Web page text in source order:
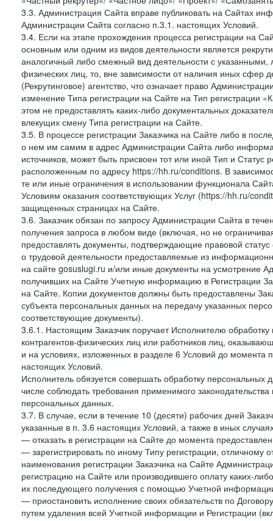
3.3. Администрация Сайта вправе публиковать на Сайтах
Администрации Сайта согласно п.3.1. настоящих Условий.
3.4. Если на этапе прохождения процесса регистрации на
основным или одним из видов деятельности является
аналогичный либо смежный вид деятельности с
физических лиц, то, вне зависимости от наличия иных сфер
(Рекрутинговое) агентство, что означает право
изменение Типа регистрации на Сайте на Тип регистрации
этом не предоставлять каких-либо документальных
влекущих смену Типа регистрации на Сайте.
3.5. В процессе регистрации Заказчика на Сайте либо в
о нем им самим в адрес Администрации Сайта либо
источников, может быть присвоен тот или иной Тип и
расположенным по адресу https://hh.ru/conditions. В
те или иные ограничения в использовании функционала
Условиям оказания соответствующих Услуг (https://hh.ru/
защищенных страницах на Сайте.
3.6. Заказчик обязан по запросу Администрации Сайта в
получения запроса в любом виде (включая, но не
предоставлять документы, подтверждающие правовой
о трудовой деятельности предоставляемые из
на сайте gosuslugi.ru и/или иные документы на усмотрение
получивших на Сайте Учетную информацию в Регистрации
на Сайте. Копии документов должны быть предоставлены
субъекта персональных данных на передачу указанных
соответствующие документы).
3.6.1. Настоящим Заказчик поручает Исполнителю
контрагентов-физических лиц или работников лиц,
и на условиях, изложенных в разделе 6 Условий до момента
настоящих Условий.
Исполнитель обязуется совершать обработку
числе соблюдать требования применимого
персональных данных.
3.7. В случае, если в течение 10 (десяти) рабочих дней
указанные в п. 3.6 настоящих Условий, а также в иных
— отказать в регистрации на Сайте до момента
— зарегистрировать по иному Типу регистрации, отличному
наименования регистрации Заказчика на Сайте
регистрацию на Сайте или производившего оплату каких-
их последующего получения с помощью Учетной
— приостановить исполнение своих обязательств по
путем удаления всей Учетной информации и Регистрации